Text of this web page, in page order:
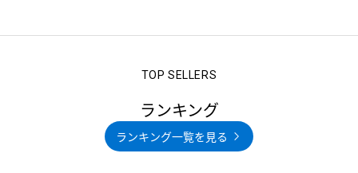
ランキング
ランキング一覧を見る